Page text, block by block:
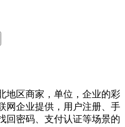
地区商家，单位，企业的彩
网企业提供，用户注册、手
回密码、支付认证等场景的